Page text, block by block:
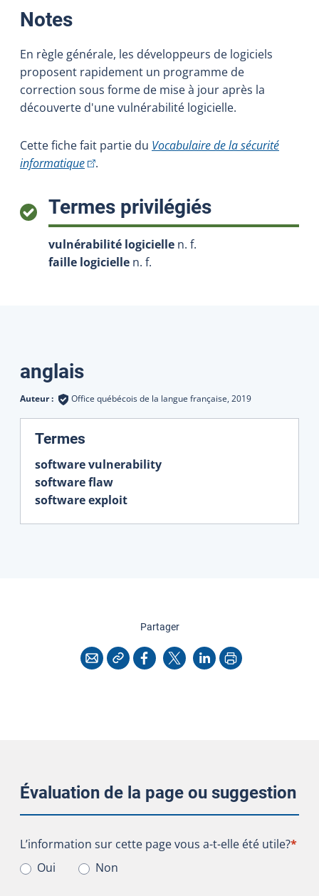
Notes:
En règle générale, les développeurs de logiciels
proposent rapidement un programme de
correction sous forme de mise à jour après la
découverte d'une vulnérabilité logicielle.
Cette fiche fait partie du Vocabulaire de la sécurité
informatique(Cet hyperlien externe s'ouvrira dans une
.
Termes privilégiés:
vulnérabilité logicielle n. f.
faille logicielle n. f.
Traductions
anglais
Auteur : Office québécois de la langue française, 2019
Termes
software vulnerability
software flaw
software exploit
Partagercette page
CourrielCopier l'adresse
Facebook
X LinkedInImprimer
Évaluation de la page ou suggestion
L’information sur cette page vous a-t-elle été utile?
L’information sur cette page vous a-t-elle été utile?*
Oui
Non